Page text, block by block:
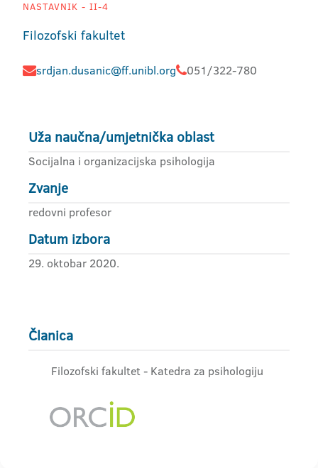
NASTAVNIK - II-4
Filozofski fakultet
srdjan.dusanic@ff.unibl.org 051/322-780
Uža naučna/umjetnička oblast
Socijalna i organizacijska psihologija
Zvanje
redovni profesor
Datum izbora
29. oktobar 2020.
Članica
Filozofski fakultet - Katedra za psihologiju